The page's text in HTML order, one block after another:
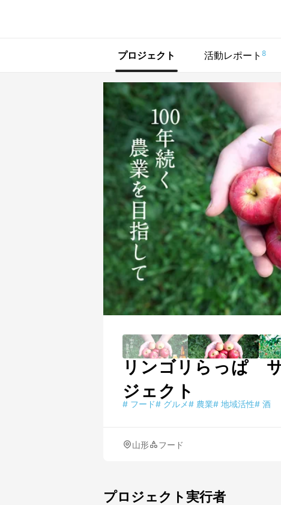
プロジェクト 活動レポート 8
リンゴリらっぱ
ジェクト
# フード# グルメ# 農業# 地域活性# 酒
山形 フード
プロジェクト実行者